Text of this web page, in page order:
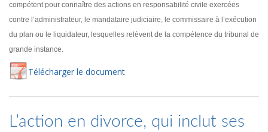
compétent pour connaître des actions en responsabilité civile exercées
contre l’administrateur, le mandataire judiciaire, le commissaire à l’exécution
du plan ou le liquidateur, lesquelles relèvent de la compétence du tribunal de
grande instance.
Télécharger le document
L’action en divorce, qui inclut ses